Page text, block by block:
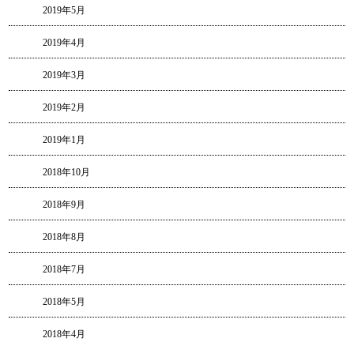
2019年5月
2019年4月
2019年3月
2019年2月
2019年1月
2018年10月
2018年9月
2018年8月
2018年7月
2018年5月
2018年4月